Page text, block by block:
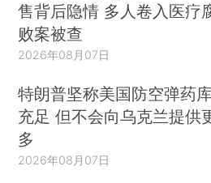
售背后隐情 多人卷入医疗
败案被查
2026年08月07日
特朗普坚称美国防空弹药
充足 但不会向乌克兰提供
多
2026年08月07日